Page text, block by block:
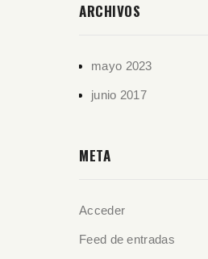
ARCHIVOS
mayo 2023
junio 2017
META
Acceder
Feed de entradas